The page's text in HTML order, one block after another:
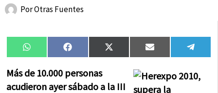
PorOtras Fuentes
Compartir
en
WhatsAppCompartir
en
FacebookCompartir
en
X
(Twitter)
Compartir
en
Email
en
Más de 10.000 personas
acudieron ayer sábado a la III